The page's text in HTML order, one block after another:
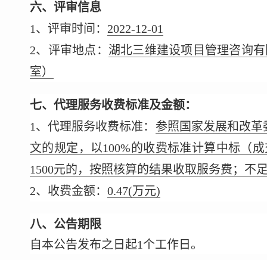
六、评审信息
1、评审时间： 2022-12-01
2、评审地点： 湖北三维建设项目管理咨询
室）
七、代理服务收费标准及金额：
1、代理服务收费标准： 参照国家发展和改革
文的规定，以100%的收费标准计算中标（
1500元的，按照核算的结果收取服务费；不
2、收费金额： 0.47(万元)
八、公告期限
自本公告发布之日起1个工作日。